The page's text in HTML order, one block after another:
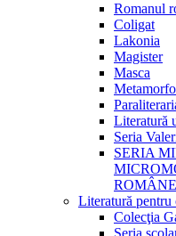
Romanul
Coligat
Lakonia
Magister
Masca
Literatură
Seria
SERIA
Literatură pentru
Colecţia
Seria